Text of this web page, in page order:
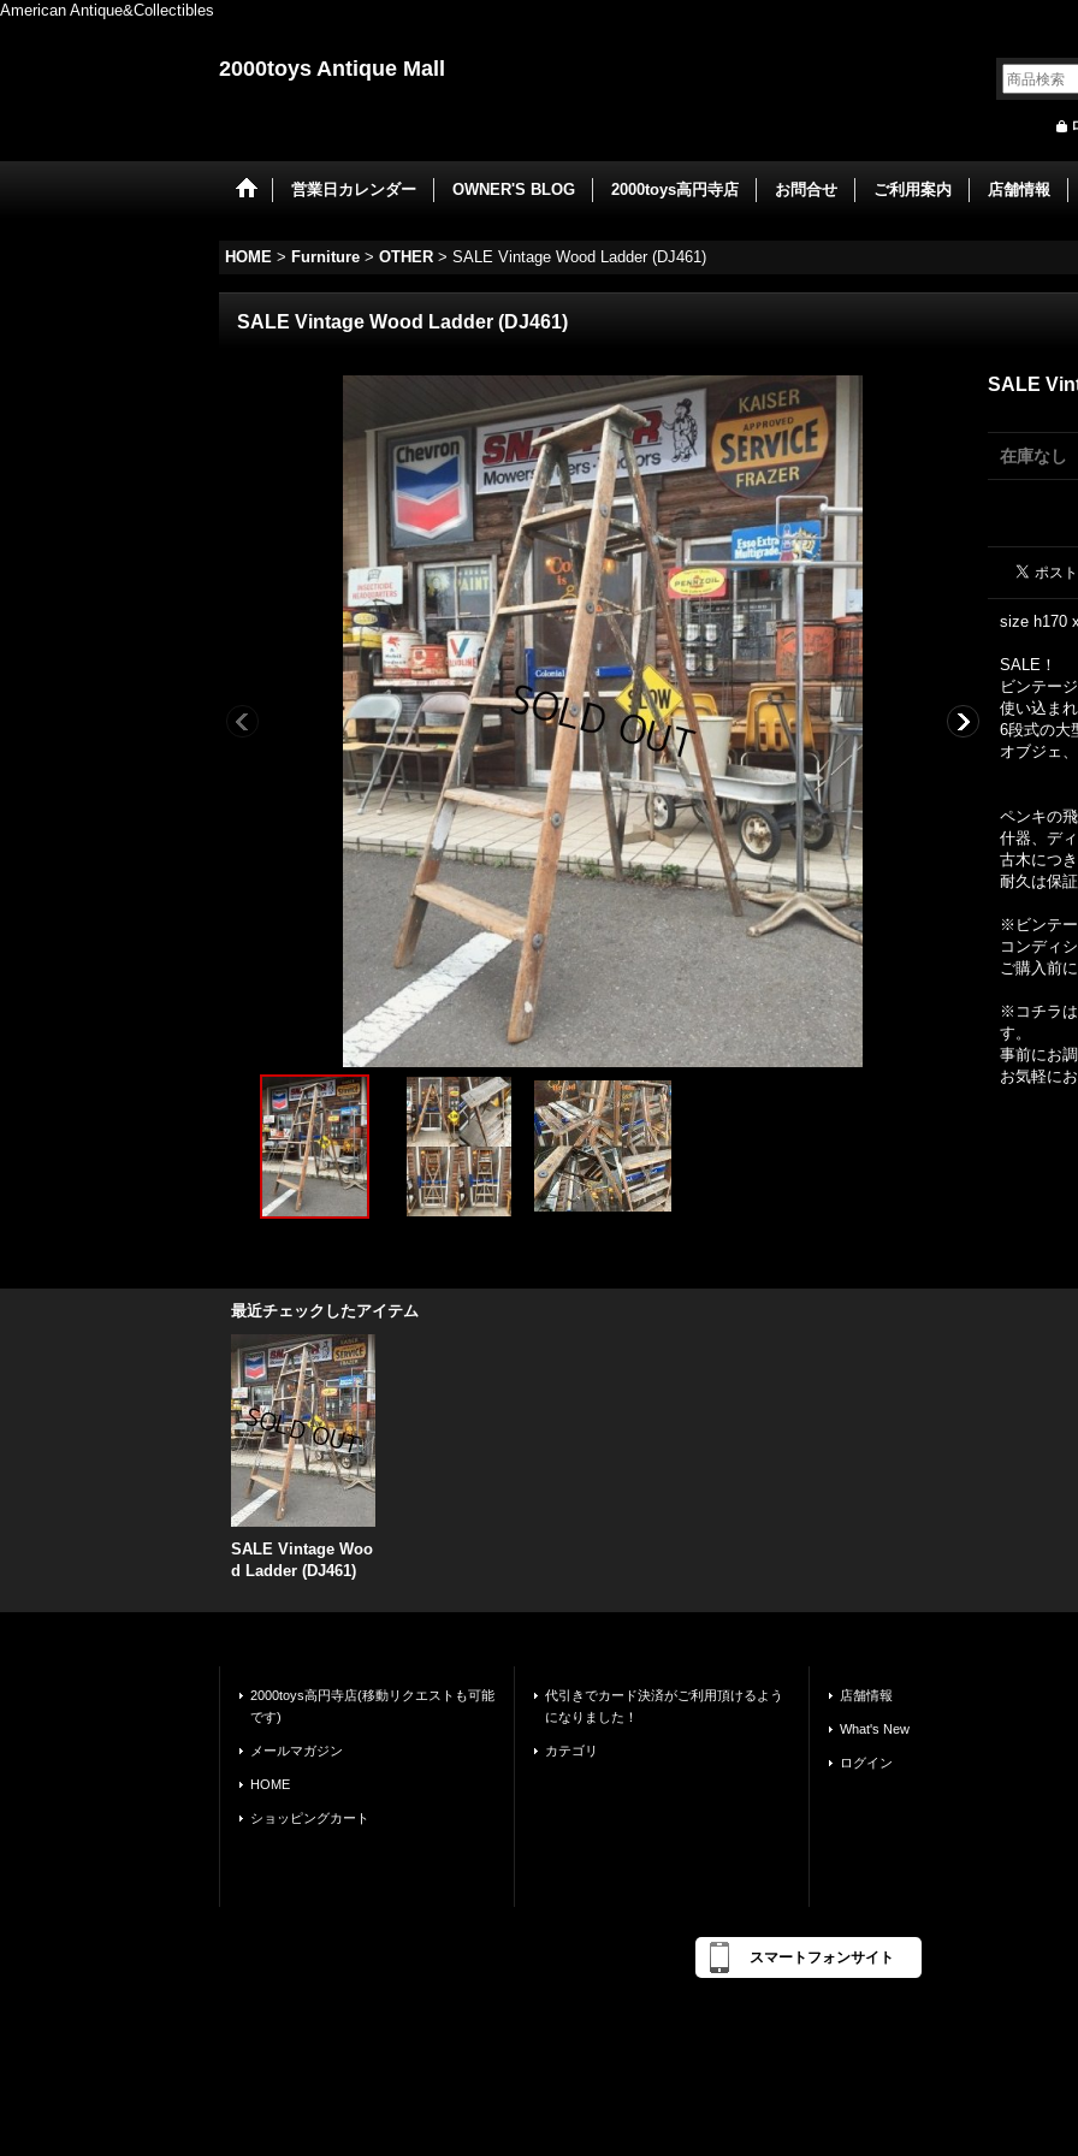
American Antique&Collectibles
2000toys Antique Mall
営業日カレンダー OWNER'S BLOG 2000toys高円寺店 お問合せ ご利用案内 店舗情報
HOME > Furniture > OTHER > SALE Vintage Wood Ladder (DJ461)
SALE Vintage Wood Ladder (DJ461)
SALE
在庫なし
size h170
SALE！
ビンテー
使い込ま
6段式の大
オブジェ
ペンキの
什器、デ
古木につ
耐久は保
※ビンテ
コンディ
ご購入前
※コチラ
す。
事前にお
お気軽に
最近チェックしたアイテム
SALE Vintage Woo
d Ladder (DJ461)
2000toys高円寺店(移動リクエストも可能
です)
メールマガジン
HOME
ショッピングカート
代引きでカード決済がご利用頂けるよう
になりました！
カテゴリ
店舗情報
What's New
ログイン
スマートフォンサイト